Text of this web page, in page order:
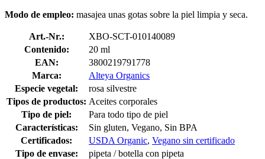
Modo de empleo: masajea unas gotas sobre la piel limpia y seca.
Art.-Nr.:
XBO-SCT-010140089
Contenido:
20 ml
EAN:
3800219791778
Marca:
Alteya Organics
Especie vegetal:
rosa silvestre
Tipos de productos: Aceites corporales
Tipo de piel:
Para todo tipo de piel
Características:
Sin gluten, Vegano, Sin BPA
Certificados:
USDA Organic, Vegano sin certificado
Tipo de envase:
pipeta / botella con pipeta